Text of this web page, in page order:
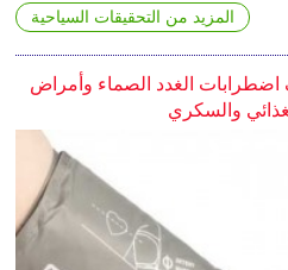
المزيد من التحقيقات السياحية
الغدد الصماء وأمراض
والسكري